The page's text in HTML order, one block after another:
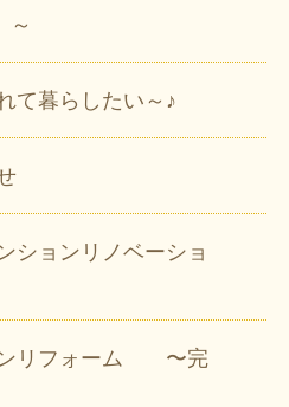
て暮らしたい～♪
ションリノベーショ
リフォーム 〜完